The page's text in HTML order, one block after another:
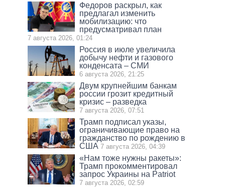
Федоров раскрыл, как
предлагал изменить
мобилизацию: что
предусматривал план
7 августа 2026, 01:24
Россия в июле увеличила
добычу нефти и газового
конденсата – СМИ
6 августа 2026, 21:25
Двум крупнейшим банкам
россии грозит кредитный
кризис – разведка
7 августа 2026, 07:51
Трамп подписал указы,
ограничивающие право на
гражданство по рождению в
США 7 августа 2026, 04:39
«Нам тоже нужны ракеты»:
Трамп прокомментировал
запрос Украины на Patriot
7 августа 2026, 02:59